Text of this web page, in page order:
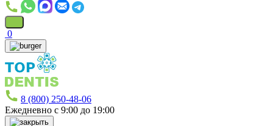
0
8 (800) 250-48-06
Ежедневно с 9:00 до 19:00